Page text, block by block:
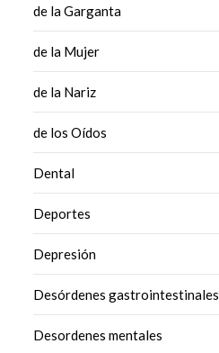
de la Garganta
de la Mujer
de la Nariz
de los Oídos
Dental
Deportes
Depresión
Desórdenes gastrointestinales
Desordenes mentales